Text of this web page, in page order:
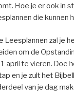
Hoe je er ook in
die kunnen
Leesplannen zal je
om de
april te vieren. Doe
en je zult het
van je dag